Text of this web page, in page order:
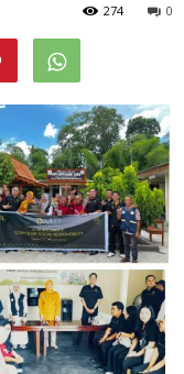
0
274